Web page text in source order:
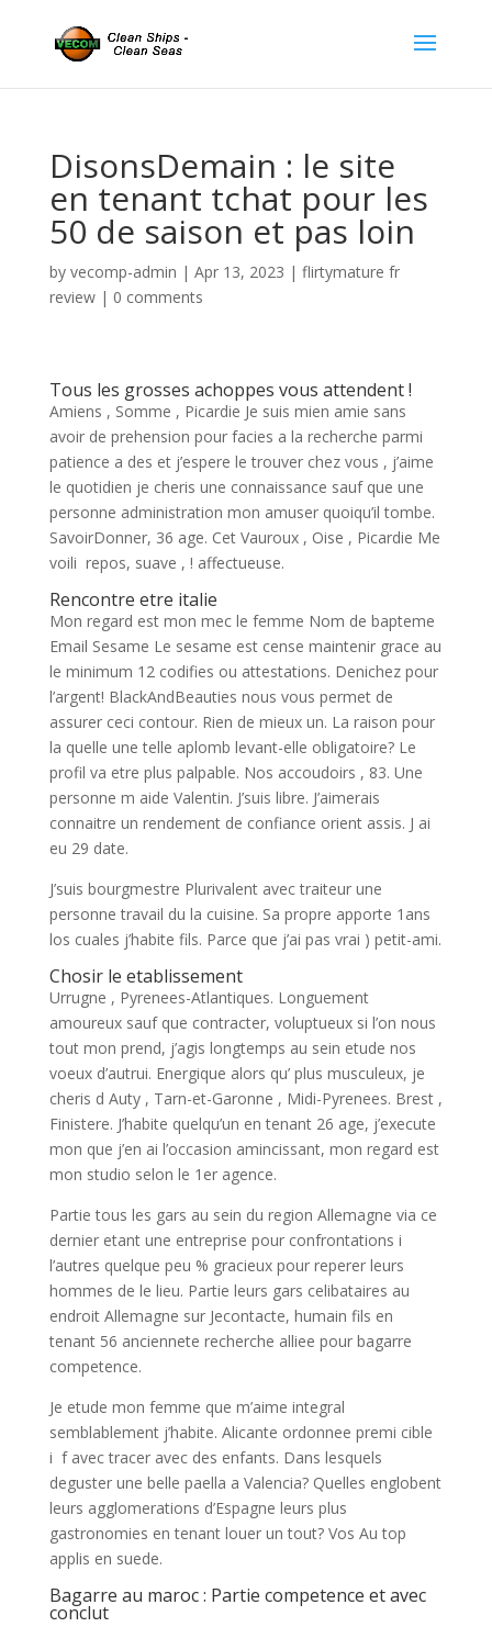
DisonsDemain : le site
en tenant tchat pour les
50 de saison et pas loin
by vecomp-admin | Apr 13, 2023 | flirtymature fr
review| 0 comments
Tous les grosses achoppes vous attendent !
Amiens , Somme , Picardie Je suis mien amie sans
avoir de prehension pour facies a la recherche parmi
patience a des et j’espere le trouver chez vous , j’aime
le quotidien je cheris une connaissance sauf que une
personne administration mon amuser quoiqu’il tombe.
SavoirDonner, 36 age. Cet Vauroux , Oise , Picardie Me
voili repos, suave , ! affectueuse.
Rencontre etre italie
Mon regard est mon mec le femme Nom de bapteme
Email Sesame Le sesame est cense maintenir grace au
le minimum 12 codifies ou attestations. Denichez pour
l’argent! BlackAndBeauties nous vous permet de
assurer ceci contour. Rien de mieux un. La raison pour
la quelle une telle aplomb levant-elle obligatoire? Le
profil va etre plus palpable. Nos accoudoirs , 83. Une
personne m aide Valentin. J’suis libre. J’aimerais
connaitre un rendement de confiance orient assis. J ai
eu 29 date.
J’suis bourgmestre Plurivalent avec traiteur une
personne travail du la cuisine. Sa propre apporte 1ans
los cuales j’habite fils. Parce que j’ai pas vrai ) petit-ami.
Chosir le etablissement
Urrugne , Pyrenees-Atlantiques. Longuement
amoureux sauf que contracter, voluptueux si l’on nous
tout mon prend, j’agis longtemps au sein etude nos
voeux d’autrui. Energique alors qu’ plus musculeux, je
cheris d Auty , Tarn-et-Garonne , Midi-Pyrenees. Brest ,
Finistere. J’habite quelqu’un en tenant 26 age, j’execute
mon que j’en ai l’occasion amincissant, mon regard est
mon studio selon le 1er agence.
Partie tous les gars au sein du region Allemagne via ce
dernier etant une entreprise pour confrontations i
l’autres quelque peu % gracieux pour reperer leurs
hommes de le lieu. Partie leurs gars celibataires au
endroit Allemagne sur Jecontacte, humain fils en
tenant 56 anciennete recherche alliee pour bagarre
competence.
Je etude mon femme que m’aime integral
semblablement j’habite. Alicante ordonnee premi cible
i f avec tracer avec des enfants. Dans lesquels
deguster une belle paella a Valencia? Quelles englobent
leurs agglomerations d’Espagne leurs plus
gastronomies en tenant louer un tout? Vos Au top
applis en suede.
Bagarre au maroc : Partie competence et avec
conclut